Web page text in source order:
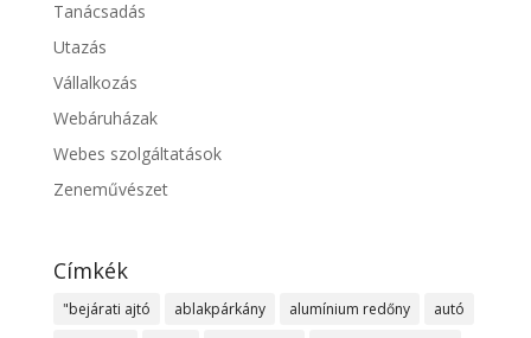
Tanácsadás
Utazás
Vállalkozás
Webáruházak
Webes szolgáltatások
Zeneművészet
Címkék
"bejárati ajtó ablakpárkány alumínium redőny
autó